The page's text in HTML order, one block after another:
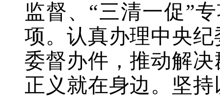
监督、“三清一促”
项。认真办理中央
委督办件，推动解
正义就在身边。坚